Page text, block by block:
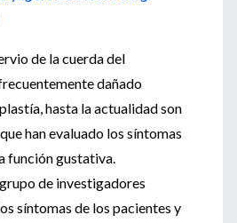
de la cuerda del
dañado
hasta la actualidad son
han evaluado los síntomas
función gustativa.
de investigadores
síntomas de los pacientes y